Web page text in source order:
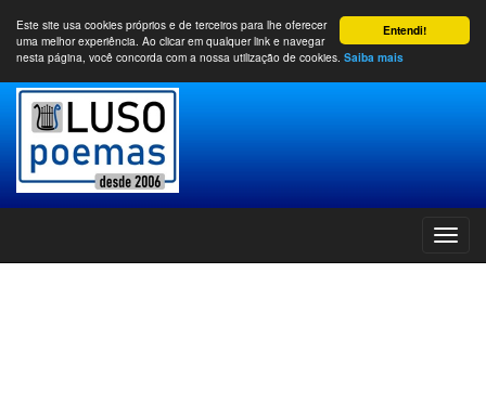
Entendi!
Este site usa cookies próprios e de terceiros para lhe oferecer
uma melhor experiência. Ao clicar em qualquer link e navegar
nesta página, você concorda com a nossa utilização de cookies. Saiba mais